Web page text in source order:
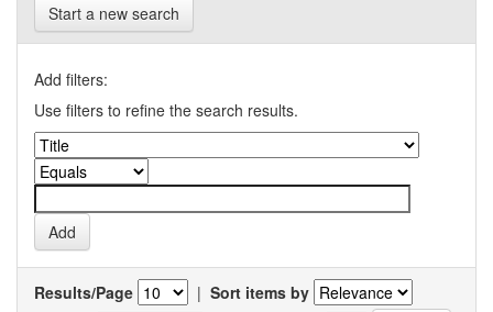
Start a new search
Add filters:
Use filters to refine the search results.
Results/Page | Sort items by